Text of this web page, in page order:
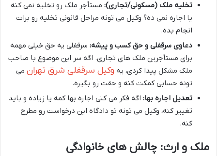
تخلیه ملک (مسکونی/تجاری): مستأجر ملک رو تخلیه نمی کنه
یا اجاره نمی ده؟ وکیل می تونه مراحل قانونی تخلیه رو برات
انجام بده.
دعاوی سرقفلی و حق کسب و پیشه: سرقفلی یه حق خیلی مهمه
برای مستأجرین ملک های تجاری. اگه سر این موضوع با صاحب
ملک مشکل پیدا کردی، یه وکیل سرقفلی شرق تهران می
تونه حسابی کمکت کنه و حقت رو بگیره.
تعدیل اجاره بها: اگه فکر می کنی اجاره بها کمه یا زیاده و باید
تغییر کنه، وکیل می تونه تو دادگاه این درخواست رو مطرح
کنه.
ملک و ارث: چالش های خانوادگی